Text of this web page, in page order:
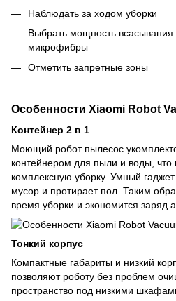
Наблюдать за ходом уборки
Выбрать мощность всасывания
микрофибры
Отметить запретные зоны
Особенности Xiaomi Robot
Контейнер 2 в 1
Моющий робот пылесос
контейнером для пыли и воды, что
комплексную уборку. Умный
мусор и протирает пол. Таким
время уборки и экономится заряд
Тонкий корпус
Компактные габариты и низкий
позволяют роботу без проблем
пространство под низкими